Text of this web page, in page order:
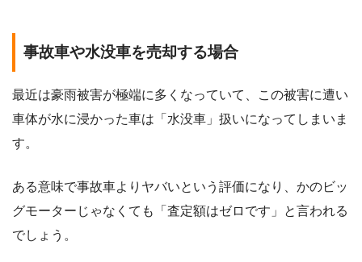
事故車や水没車を売却する場合
最近は豪雨被害が極端に多くなっていて、この被害に遭い
車体が水に浸かった車は「水没車」扱いになってしまいま
す。
ある意味で事故車よりヤバいという評価になり、かのビッ
グモーターじゃなくても「査定額はゼロです」と言われる
でしょう。